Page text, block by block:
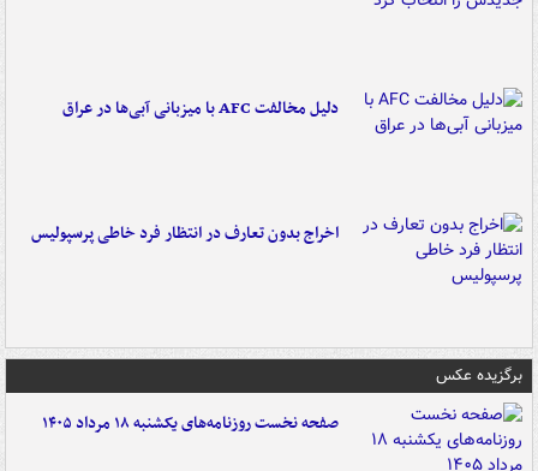
دلیل مخالفت AFC با میزبانی آبی‌ها در عراق
اخراج بدون تعارف در انتظار فرد خاطی پرسپولیس
برگزیده عکس
صفحه نخست روزنامه‌های یکشنبه ۱۸ مرداد ۱۴۰۵